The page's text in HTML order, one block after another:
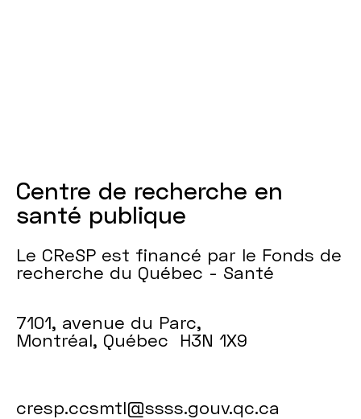
Centre de recherche en
santé publique
Le CReSP est financé par le Fonds de
recherche du Québec - Santé
7101, avenue du Parc,
Montréal, Québec H3N 1X9
cresp.ccsmtl@ssss.gouv.qc.ca